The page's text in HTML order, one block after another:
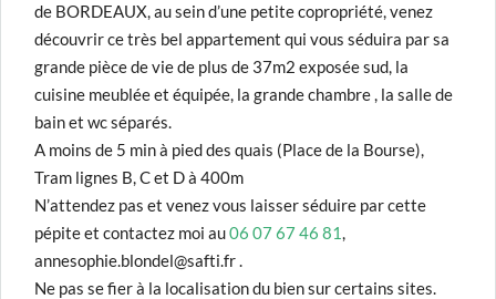
de BORDEAUX, au sein d’une petite copropriété, venez
découvrir ce très bel appartement qui vous séduira par sa
grande pièce de vie de plus de 37m2 exposée sud, la
cuisine meublée et équipée, la grande chambre , la salle de
bain et wc séparés.
A moins de 5 min à pied des quais (Place de la Bourse),
Tram lignes B, C et D à 400m
N’attendez pas et venez vous laisser séduire par cette
pépite et contactez moi au06 07 67 46 81,
annesophie.blondel@safti.fr .
Ne pas se fier à la localisation du bien sur certains sites.